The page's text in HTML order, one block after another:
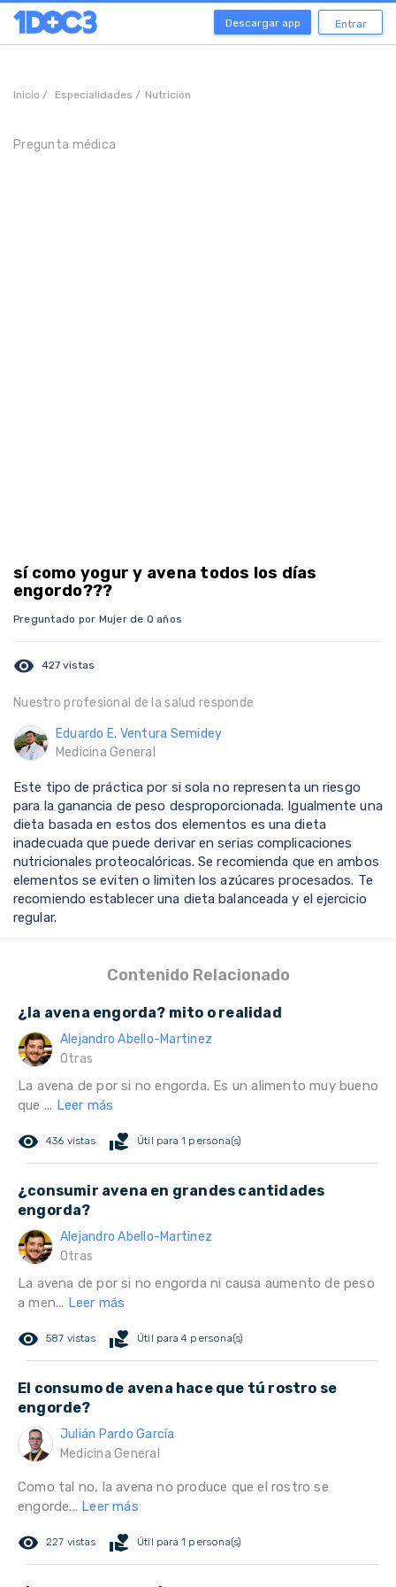
Descargar app Entrar
Inicio / Especialidades / Nutrición
Pregunta médica
sí como yogur y avena todos los días
engordo???
Preguntado por Mujer de 0 años
visibility 427 vistas
Nuestro profesional de la salud responde
Eduardo E. Ventura Semidey
Medicina General
Este tipo de práctica por si sola no representa un riesgo
para la ganancia de peso desproporcionada. Igualmente una
dieta basada en estos dos elementos es una dieta
inadecuada que puede derivar en serias complicaciones
nutricionales proteocalóricas. Se recomienda que en ambos
elementos se eviten o limiten los azúcares procesados. Te
recomiendo establecer una dieta balanceada y el ejercicio
regular.
Contenido Relacionado
¿la avena engorda? mito o realidad
Alejandro Abello-Martinez
Otras
La avena de por si no engorda. Es un alimento muy bueno
que ... Leer más
remove_red_eye 436 vistas volunteer_activism Útil para 1 persona(s)
¿consumir avena en grandes cantidades
engorda?
Alejandro Abello-Martinez
Otras
La avena de por si no engorda ni causa aumento de peso
a men... Leer más
remove_red_eye 587 vistas volunteer_activism Útil para 4 persona(s)
El consumo de avena hace que tú rostro se
engorde?
Julián Pardo García
Medicina General
Como tal no, la avena no produce que el rostro se
engorde... Leer más
remove_red_eye 227 vistas volunteer_activism Útil para 1 persona(s)